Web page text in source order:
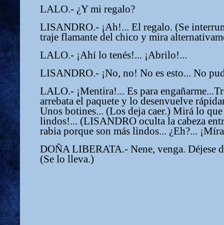
LALO.- ¿Y mi regalo?
LISANDRO.- ¡Ah!... El regalo. (Se
traje flamante del chico y mira
LALO.- ¡Ahí lo tenés!... ¡Abrilo!...
LISANDRO.- ¡No, no! No es esto... No
LALO.- ¡Mentira!... Es para
arrebata el paquete y lo desenvuelve
Unos botines... (Los deja caer.) Mirá lo
lindos!... (LISANDRO oculta la cabeza
rabia porque son más lindos... ¿Eh?...
DOÑA LIBERATA.- Nene, venga. Déjese
(Se lo lleva.)